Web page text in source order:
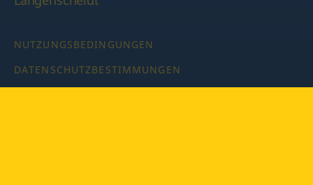
NUTZUNGSBEDINGUNGEN
DATENSCHUTZBESTIMMUNGEN